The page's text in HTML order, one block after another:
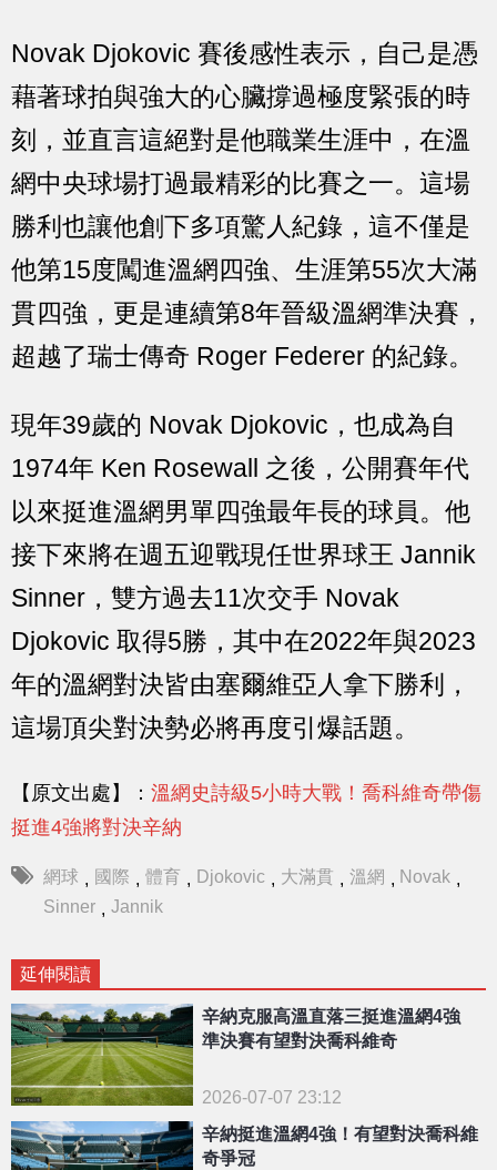
Novak Djokovic 賽後感性表示，自己是憑
藉著球拍與強大的心臟撐過極度緊張的時
刻，並直言這絕對是他職業生涯中，在溫
網中央球場打過最精彩的比賽之一。這場
勝利也讓他創下多項驚人紀錄，這不僅是
他第15度闖進溫網四強、生涯第55次大滿
貫四強，更是連續第8年晉級溫網準決賽，
超越了瑞士傳奇 Roger Federer 的紀錄。
現年39歲的 Novak Djokovic，也成為自
1974年 Ken Rosewall 之後，公開賽年代
以來挺進溫網男單四強最年長的球員。他
接下來將在週五迎戰現任世界球王 Jannik
Sinner，雙方過去11次交手 Novak
Djokovic 取得5勝，其中在2022年與2023
年的溫網對決皆由塞爾維亞人拿下勝利，
這場頂尖對決勢必將再度引爆話題。
【原文出處】： 溫網史詩級5小時大戰！喬科維奇帶傷
挺進4強將對決辛納
網球 , 國際 , 體育 , Djokovic , 大滿貫 , 溫網 , Novak ,
Sinner , Jannik
延伸閱讀
辛納克服高溫直落三挺進溫網4強
準決賽有望對決喬科維奇
2026-07-07 23:12
辛納挺進溫網4強！有望對決喬科維
奇爭冠